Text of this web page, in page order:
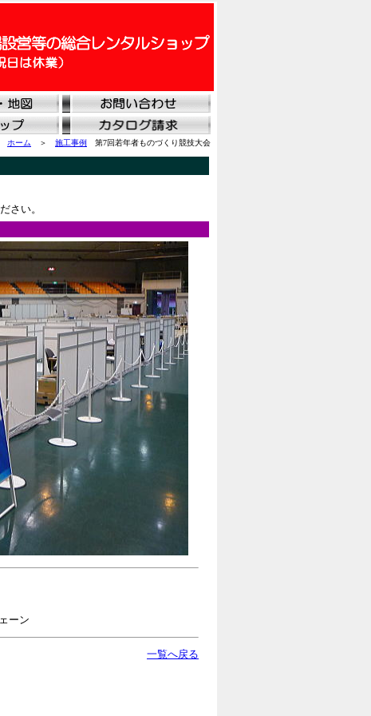
ホーム ＞ 施工事例 第7回若年者ものづくり競技大会
さい。
ーン
一覧へ戻る